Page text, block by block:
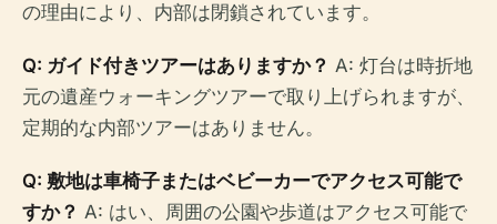
の理由により、内部は閉鎖されています。
Q: ガイド付きツアーはありますか？ A: 灯台は時折地
元の遺産ウォーキングツアーで取り上げられますが、
定期的な内部ツアーはありません。
Q: 敷地は車椅子またはベビーカーでアクセス可能で
すか？ A: はい、周囲の公園や歩道はアクセス可能で